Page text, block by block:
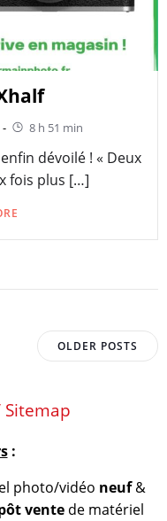
- 8 h 51 min
dévoilé ! « Deux
fois plus […]
Posts
navigation
OLDER POSTS
:
photo/vidéo neuf&
vente de matériel